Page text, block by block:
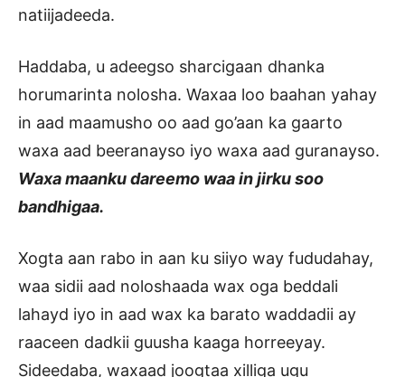
natiijadeeda.
Haddaba, u adeegso sharcigaan dhanka
horumarinta nolosha. Waxaa loo baahan yahay
in aad maamusho oo aad go’aan ka gaarto
waxa aad beeranayso iyo waxa aad guranayso.
Waxa maanku dareemo waa in jirku soo
bandhigaa.
Xogta aan rabo in aan ku siiyo way fududahay,
waa sidii aad noloshaada wax oga beddali
lahayd iyo in aad wax ka barato waddadii ay
raaceen dadkii guusha kaaga horreeyay.
Sideedaba, waxaad joogtaa xilliga ugu